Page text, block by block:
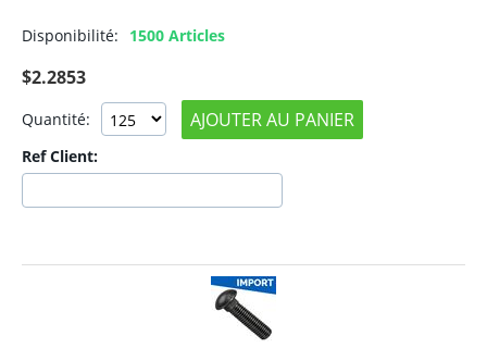
Disponibilité: 1500 Articles
$2.2853
Quantité: AJOUTER AU PANIER
Ref Client: